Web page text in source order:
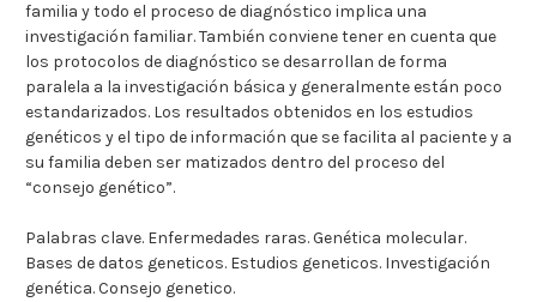
familia y todo el proceso de diagnóstico implica una
investigación familiar. También conviene tener en cuenta que
los protocolos de diagnóstico se desarrollan de forma
paralela a la investigación básica y generalmente están poco
estandarizados. Los resultados obtenidos en los estudios
genéticos y el tipo de información que se facilita al paciente y a
su familia deben ser matizados dentro del proceso del
“consejo genético”.
Palabras clave. Enfermedades raras. Genética molecular.
Bases de datos geneticos. Estudios geneticos. Investigación
genética. Consejo genetico.